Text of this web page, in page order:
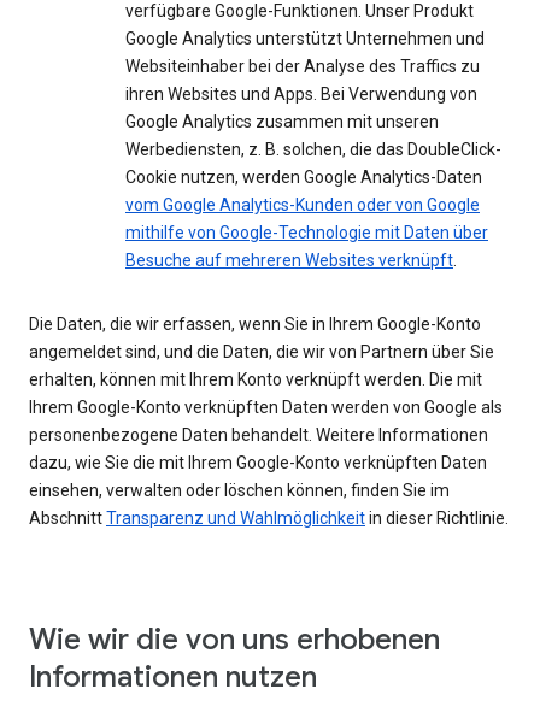
verfügbare Google-Funktionen. Unser Produkt
Google Analytics unterstützt Unternehmen und
Websiteinhaber bei der Analyse des Traffics zu
ihren Websites und Apps. Bei Verwendung von
Google Analytics zusammen mit unseren
Werbediensten, z. B. solchen, die das DoubleClick-
Cookie nutzen, werden Google Analytics-Daten
vom Google Analytics-Kunden oder von Google
mithilfe von Google-Technologie mit Daten über
Besuche auf mehreren Websites verknüpft.
Die Daten, die wir erfassen, wenn Sie in Ihrem Google-Konto
angemeldet sind, und die Daten, die wir von Partnern über Sie
erhalten, können mit Ihrem Konto verknüpft werden. Die mit
Ihrem Google-Konto verknüpften Daten werden von Google als
personenbezogene Daten behandelt. Weitere Informationen
dazu, wie Sie die mit Ihrem Google-Konto verknüpften Daten
einsehen, verwalten oder löschen können, finden Sie im
AbschnittTransparenz und Wahlmöglichkeitin dieser Richtlinie.
Wie wir die von uns erhobenen
Informationen nutzen